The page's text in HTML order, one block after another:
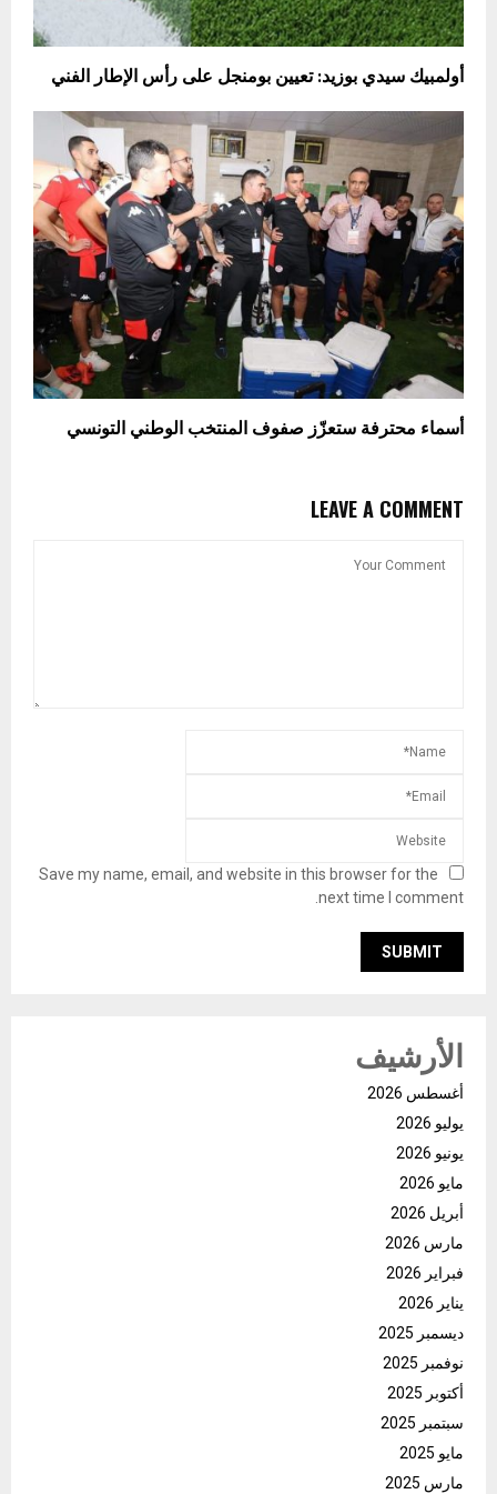
أولمبيك سيدي بوزيد: تعيين بومنجل على رأس الإطار الفني
أسماء محترفة ستعزّز صفوف المنتخب الوطني التونسي
LEAVE A COMMENT
Save my name, email, and website in this browser for the
next time I comment.
الأرشيف
أغسطس 2026
يوليو 2026
يونيو 2026
مايو 2026
أبريل 2026
مارس 2026
فبراير 2026
يناير 2026
ديسمبر 2025
نوفمبر 2025
أكتوبر 2025
سبتمبر 2025
مايو 2025
مارس 2025